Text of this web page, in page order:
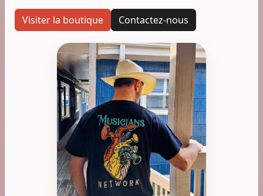
Visiter la boutique Contactez-nous